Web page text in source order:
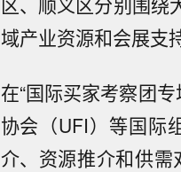
域产业资源和会展支
在“国际买家考察团
协会（UFI）等国际
介、资源推介和供需